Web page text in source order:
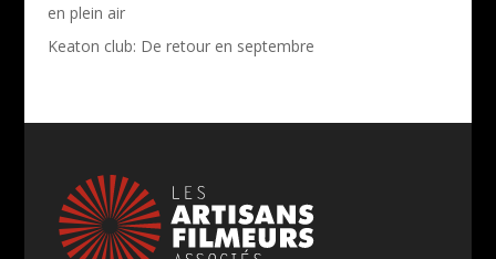
en plein air
Keaton club: De retour en septembre